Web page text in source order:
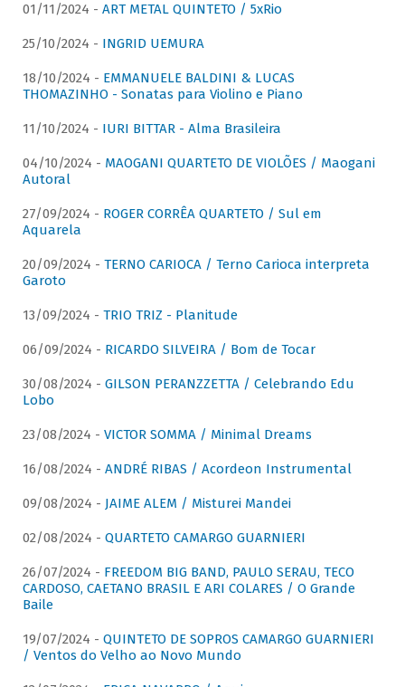
01/11/2024 - ART METAL QUINTETO / 5xRio
25/10/2024 - INGRID UEMURA
18/10/2024 - EMMANUELE BALDINI & LUCAS
THOMAZINHO - Sonatas para Violino e Piano
11/10/2024 - IURI BITTAR - Alma Brasileira
04/10/2024 - MAOGANI QUARTETO DE VIOLÕES / Maogani
Autoral
27/09/2024 - ROGER CORRÊA QUARTETO / Sul em
Aquarela
20/09/2024 - TERNO CARIOCA / Terno Carioca interpreta
Garoto
13/09/2024 - TRIO TRIZ - Planitude
06/09/2024 - RICARDO SILVEIRA / Bom de Tocar
30/08/2024 - GILSON PERANZZETTA / Celebrando Edu
Lobo
23/08/2024 - VICTOR SOMMA / Minimal Dreams
16/08/2024 - ANDRÉ RIBAS / Acordeon Instrumental
09/08/2024 - JAIME ALEM / Misturei Mandei
02/08/2024 - QUARTETO CAMARGO GUARNIERI
26/07/2024 - FREEDOM BIG BAND, PAULO SERAU, TECO
CARDOSO, CAETANO BRASIL E ARI COLARES / O Grande
Baile
19/07/2024 - QUINTETO DE SOPROS CAMARGO GUARNIERI
/ Ventos do Velho ao Novo Mundo